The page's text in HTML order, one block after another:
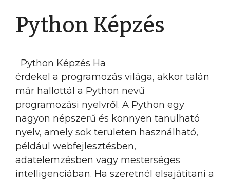
Python Képzés
Python Képzés Ha
érdekel a programozás világa, akkor talán
már hallottál a Python nevű
programozási nyelvről. A Python egy
nagyon népszerű és könnyen tanulható
nyelv, amely sok területen használható,
például webfejlesztésben,
adatelemzésben vagy mesterséges
intelligenciában. Ha szeretnél elsajátítani a